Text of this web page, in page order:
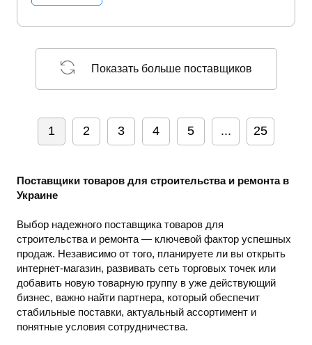
Показать больше поставщиков
1 2 3 4 5 ... 25
Поставщики товаров для строительства и ремонта в
Украине
Выбор надежного поставщика товаров для
строительства и ремонта — ключевой фактор успешных
продаж. Независимо от того, планируете ли вы открыть
интернет-магазин, развивать сеть торговых точек или
добавить новую товарную группу в уже действующий
бизнес, важно найти партнера, который обеспечит
стабильные поставки, актуальный ассортимент и
понятные условия сотрудничества.